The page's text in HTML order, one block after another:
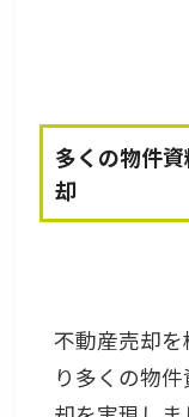
多くの物件
却
不動産売却
り多くの物